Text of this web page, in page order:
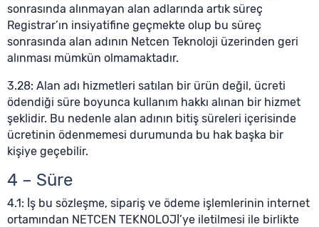
sonrasında alınmayan alan adlarında artık süreç
Registrar’ın insiyatifine geçmekte olup bu süreç
sonrasında alan adının Netcen Teknoloji üzerinden geri
alınması mümkün olmamaktadır.
3.28: Alan adı hizmetleri satılan bir ürün değil, ücreti
ödendiği süre boyunca kullanım hakkı alınan bir hizmet
şeklidir. Bu nedenle alan adının bitiş süreleri içerisinde
ücretinin ödenmemesi durumunda bu hak başka bir
kişiye geçebilir.
4 – Süre
4.1: İş bu sözleşme, sipariş ve ödeme işlemlerinin internet
ortamından NETCEN TEKNOLOJİ’ye iletilmesi ile birlikte